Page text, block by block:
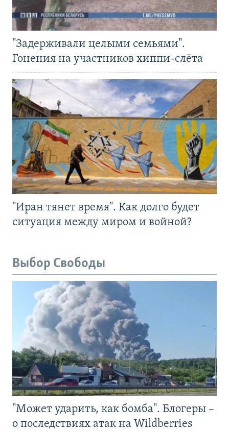
"Задерживали целыми семьями".
Гонения на участников хиппи-слёта
"Иран тянет время". Как долго будет
ситуация между миром и войной?
Выбор Свободы
"Может ударить, как бомба". Блогеры –
о последствиях атак на Wildberries